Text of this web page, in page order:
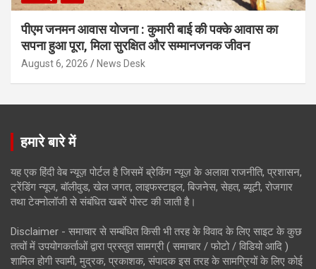
पीएम जनमन आवास योजना : कुमारी बाई की पक्के आवास का
सपना हुआ पूरा, मिला सुरक्षित और सम्मानजनक जीवन
August 6, 2026 News Desk
हमारे बारे में
यह एक हिंदी वेब न्यूज़ पोर्टल है जिसमें ब्रेकिंग न्यूज़ के अलावा राजनीति, प्रशासन,
ट्रेंडिंग न्यूज, बॉलीवुड, खेल जगत, लाइफस्टाइल, बिजनेस, सेहत, ब्यूटी, रोजगार
तथा टेक्नोलॉजी से संबंधित खबरें पोस्ट की जाती है।
Disclaimer - समाचार से सम्बंधित किसी भी तरह के विवाद के लिए साइट के कुछ
तत्वों में उपयोगकर्ताओं द्वारा प्रस्तुत सामग्री ( समाचार / फोटो / विडियो आदि )
शामिल होगी स्वामी, मुद्रक, प्रकाशक, संपादक इस तरह के सामग्रियों के लिए कोई